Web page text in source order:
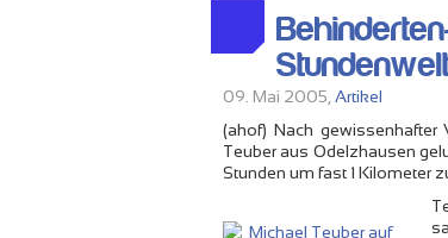
09. Mai 2005, Artikel
(ahof) Nach gewissenhafter
Teuber aus Odelzhausen
Stunden um fast 1 Kilometer